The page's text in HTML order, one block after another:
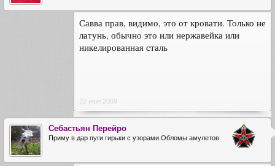
Савва прав, видимо, это от кровати. Только не
латунь, обычно это или нержавейка или
никелированная сталь
22 июл 2009
Себастьян Перейро
Приму в дар пуги гирьки с узорами.Обломы амулетов.